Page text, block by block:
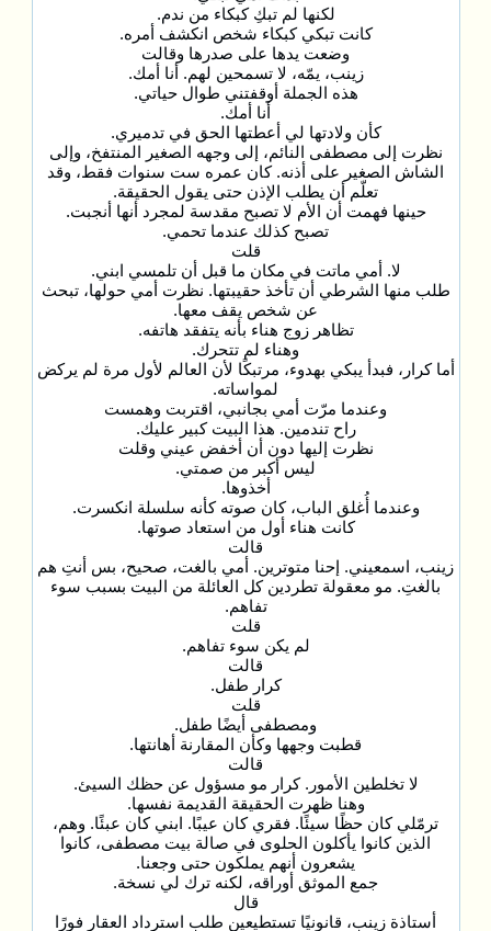
لكنها لم تبكِ كبكاء من ندم.
كانت تبكي كبكاء شخص انكشف أمره.
وضعت يدها على صدرها وقالت
زينب، يمّه، لا تسمحين لهم. أنا أمك.
هذه الجملة أوقفتني طوال حياتي.
أنا أمك.
كأن ولادتها لي أعطتها الحق في تدميري.
نظرت إلى مصطفى النائم، إلى وجهه الصغير المنتفخ، وإلى
الشاش الصغير على أذنه. كان عمره ست سنوات فقط، وقد
تعلّم أن يطلب الإذن حتى يقول الحقيقة.
حينها فهمت أن الأم لا تصبح مقدسة لمجرد أنها أنجبت.
تصبح كذلك عندما تحمي.
قلت
لا. أمي ماتت في مكان ما قبل أن تلمسي ابني.
طلب منها الشرطي أن تأخذ حقيبتها. نظرت أمي حولها، تبحث
عن شخص يقف معها.
تظاهر زوج هناء بأنه يتفقد هاتفه.
وهناء لم تتحرك.
أما كرار، فبدأ يبكي بهدوء، مرتبكًا لأن العالم لأول مرة لم يركض
لمواساته.
وعندما مرّت أمي بجانبي، اقتربت وهمست
راح تندمين. هذا البيت كبير عليك.
نظرت إليها دون أن أخفض عيني وقلت
ليس أكبر من صمتي.
أخذوها.
وعندما أُغلق الباب، كان صوته كأنه سلسلة انكسرت.
كانت هناء أول من استعاد صوتها.
قالت
زينب، اسمعيني. إحنا متوترين. أمي بالغت، صحيح، بس أنتِ هم
بالغتِ. مو معقولة تطردين كل العائلة من البيت بسبب سوء
تفاهم.
قلت
لم يكن سوء تفاهم.
قالت
كرار طفل.
قلت
ومصطفى أيضًا طفل.
قطبت وجهها وكأن المقارنة أهانتها.
قالت
لا تخلطين الأمور. كرار مو مسؤول عن حظك السيئ.
وهنا ظهرت الحقيقة القديمة نفسها.
ترمّلي كان حظًا سيئًا. فقري كان عيبًا. ابني كان عبئًا. وهم،
الذين كانوا يأكلون الحلوى في صالة بيت مصطفى، كانوا
يشعرون أنهم يملكون حتى وجعنا.
جمع الموثق أوراقه، لكنه ترك لي نسخة.
قال
أستاذة زينب، قانونيًا تستطيعين طلب استرداد العقار فورًا